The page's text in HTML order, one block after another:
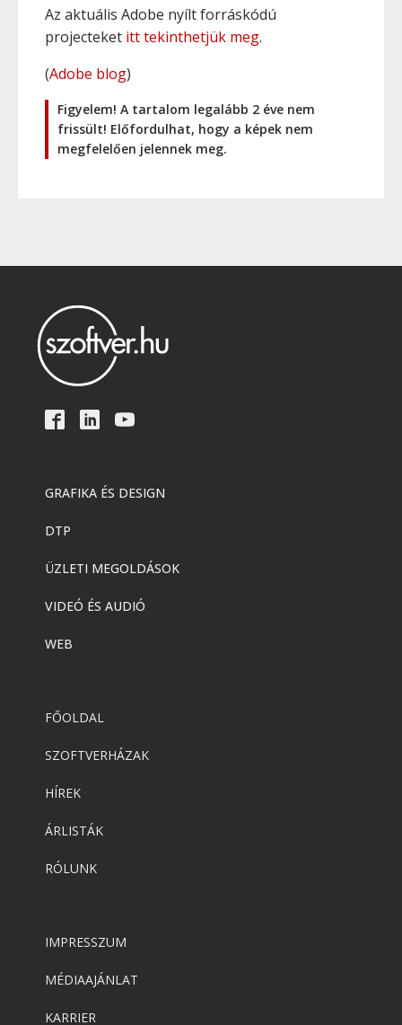
Az aktuális Adobe nyílt forráskódú
projecteket itt tekinthetjük meg.
(Adobe blog)
Figyelem! A tartalom legalább 2 éve nem
frissült! Előfordulhat, hogy a képek nem
megfelelően jelennek meg.
GRAFIKA ÉS DESIGN
DTP
ÜZLETI MEGOLDÁSOK
VIDEÓ ÉS AUDIÓ
WEB
FŐOLDAL
SZOFTVERHÁZAK
HÍREK
ÁRLISTÁK
RÓLUNK
IMPRESSZUM
MÉDIAAJÁNLAT
KARRIER